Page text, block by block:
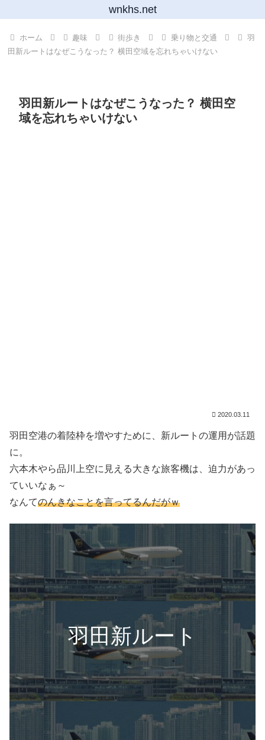
wnkhs.net
ホーム 趣味 街歩き 乗り物と交通
羽
田新ルートはなぜこうなった？ 横田空域を忘れちゃいけない
羽田新ルートはなぜこうなった？ 横田空
域を忘れちゃいけない
2020.03.11
羽田空港の着陸枠を増やすために、新ルートの運用が話題
に。
六本木やら品川上空に見える大きな旅客機は、迫力があっ
ていいなぁ～
なんてのんきなことを言ってるんだがｗ
羽田新ルート